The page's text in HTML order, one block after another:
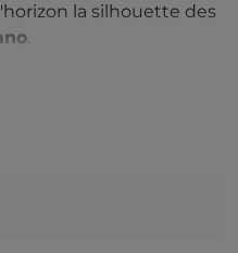
la silhouette des
.
de la Vierge vénéré